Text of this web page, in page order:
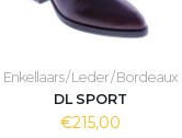
Enkellaars / Leder / Bordeaux
DL SPORT
€215,00